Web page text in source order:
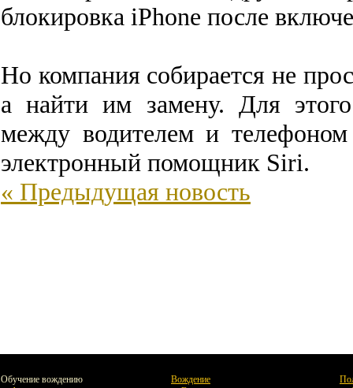
блокировка iPhone после
Но компания собирается не
а найти им замену. Для этого
между водителем и телефоном
электронный помощник Siri.
« Предыдущая новость
Обучение вождению
Вождение